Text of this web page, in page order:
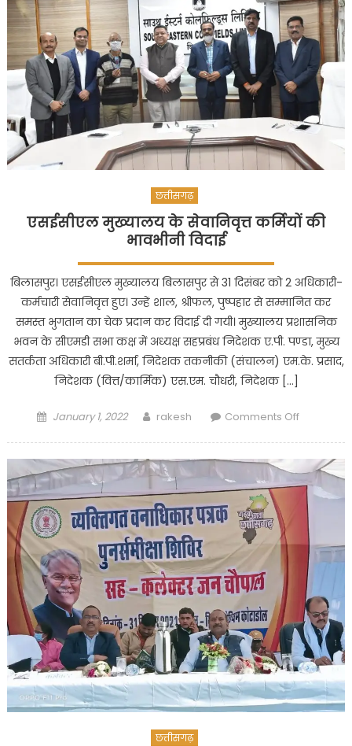
छत्तीसगढ़
एसईसीएल मुख्यालय के सेवानिवृत्त कर्मियों की
भावभीनी विदाई
बिलासपुर। एसईसीएल मुख्यालय बिलासपुर से 31 दिसंबर को 2 अधिकारी-
कर्मचारी सेवानिवृत्त हुए। उन्हें शाल, श्रीफल, पुष्पहार से सम्मानित कर
समस्त भुगतान का चेक प्रदान कर विदाई दी गयी। मुख्यालय प्रशासनिक
भवन के सीएमडी सभा कक्ष में अध्यक्ष सहप्रबंध निदेशक ए.पी. पण्डा, मुख्य
सतर्कता अधिकारी बी.पी.शर्मा, निदेशक तकनीकी (संचालन) एम.के. प्रसाद,
निदेशक (वित्त/कार्मिक) एस.एम. चौधरी, निदेशक […]
Posted
January 1, 2022 Author
rakesh Comments Offon
के
सेवानिवृत्त
कर्मियों
की
भावभीनी
विदाई
छत्तीसगढ़